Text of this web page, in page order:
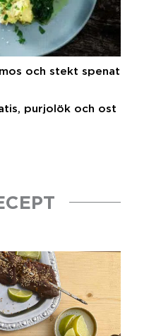
och stekt spenat
purjolök och ost